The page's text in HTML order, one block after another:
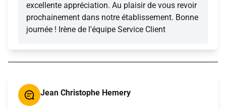
excellente appréciation. Au plaisir de vous revoir
prochainement dans notre établissement. Bonne
journée ! Irène de l'équipe Service Client
Jean Christophe Hemery